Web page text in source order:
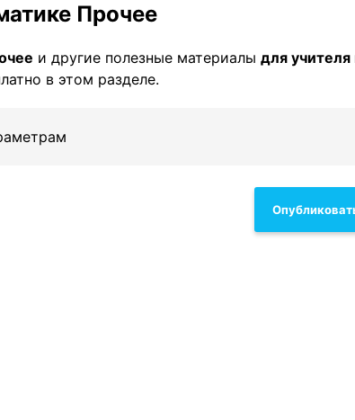
Прочее
и другие полезные материалы для
в этом разделе.